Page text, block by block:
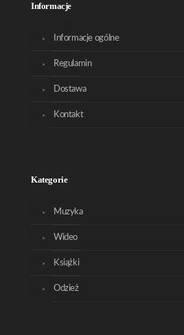
Informacje
Informacje ogólne
Regulamin
Dostawa
Kontakt
Kategorie
Muzyka
Wideo
Książki
Odzież